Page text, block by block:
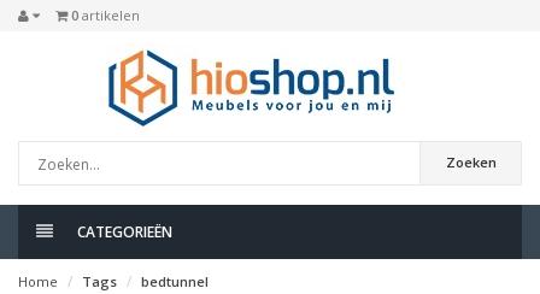
0 artikelen
Zoeken
CATEGORIEËN
Home Tags bedtunnel